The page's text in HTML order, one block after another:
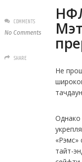
Не
Однако
«Рэмс»
тайт-
COMMENTS
No Comments
SHARE